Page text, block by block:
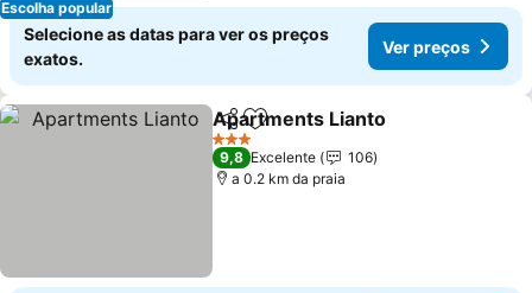
Escolha popular
Selecione as datas para ver os preços
exatos.
Ver preços
PartilharAdicionar aos favoritos
Apartments Lianto
3 Estrelas
9,8 Excelente
106
a 0.2 km da praia